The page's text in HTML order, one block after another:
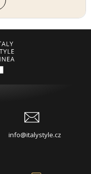
info@italystyle.cz